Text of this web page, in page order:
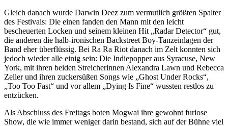
Gleich danach wurde Darwin Deez zum vermutlich größten Spalter
des Festivals: Die einen fanden den Mann mit den leicht
bescheuerten Locken und seinem kleinen Hit „Radar Detector“ gut,
die anderen die halb-ironischen Backstreet Boy-Tanzeinlagen der
Band eher überflüssig. Bei Ra Ra Riot danach im Zelt konnten sich
jedoch wieder alle einig sein: Die Indiepopper aus Syracuse, New
York, mit ihren beiden Streicherinnen Alexandra Lawn und Rebecca
Zeller und ihren zuckersüßen Songs wie „Ghost Under Rocks“,
„Too Too Fast“ und vor allem „Dying Is Fine“ wussten restlos zu
entzücken.
Als Abschluss des Freitags boten Mogwai ihre gewohnt furiose
Show, die wie immer weniger darin bestand, sich auf der Bühne viel